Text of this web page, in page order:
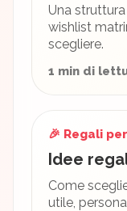
Una
wishlist
scegliere.
1 min di
🎉 Regali
Idee
Come
utile,